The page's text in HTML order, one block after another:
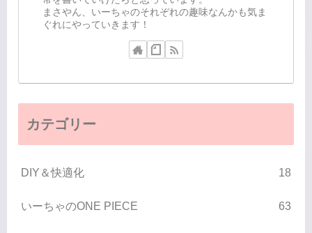
まさやん、いーちゃのそれぞれの趣味なんかも気ま
ぐれにやっていきます！
カテゴリー
DIY＆快適化 18
いーちゃのONE PIECE 63